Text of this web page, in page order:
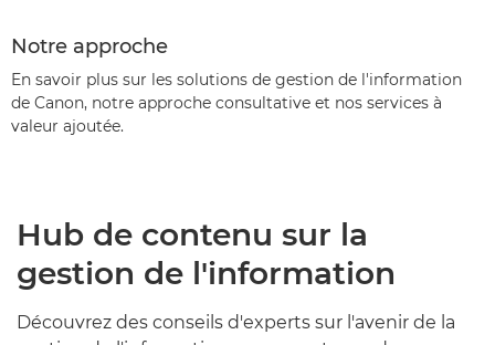
Notre approche
En savoir plus sur les solutions de gestion de l'information
de Canon, notre approche consultative et nos services à
valeur ajoutée.
Hub de contenu sur la
gestion de l'information
Découvrez des conseils d'experts sur l'avenir de la